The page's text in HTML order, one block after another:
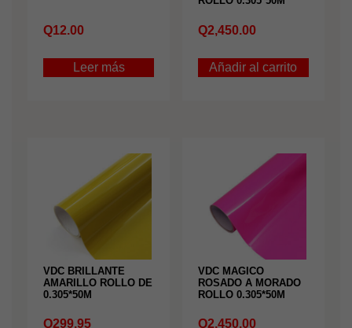
Q12.00
Leer más
Q2,450.00
Añadir al carrito
VDC BRILLANTE
AMARILLO ROLLO DE
0.305*50M
Q299.95
VDC MAGICO
ROSADO A MORADO
ROLLO 0.305*50M
Q2,450.00